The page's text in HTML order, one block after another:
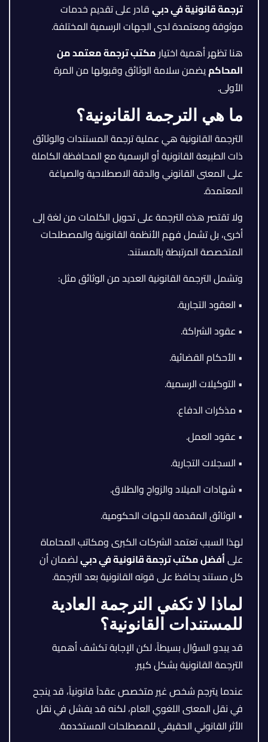
ترجمة قانونية في دبيقادر على تقديم خدمات
موثوقة ومعتمدة لدى الجهات الرسمية المختلفة.
هنا تظهر أهمية اختيار مكتب ترجمة معتمد من
المحاكميضمن سلامة الوثائق وقبولها من المرة
الأولى.
ما هي الترجمة القانونية؟
الترجمة القانونية هي عملية ترجمة المستندات والوثائق
ذات الطبيعة القانونية أو الرسمية مع المحافظة الكاملة
على المعنى القانوني والدقة الاصطلاحية والصياغة
المعتمدة.
ولا تقتصر هذه الترجمة على تحويل الكلمات من لغة إلى
أخرى، بل تشمل فهم الأنظمة القانونية والمصطلحات
المتخصصة المرتبطة بالمستند.
وتشمل الترجمة القانونية العديد من الوثائق مثل:
• العقود التجارية.
• عقود الشراكة.
• الأحكام القضائية.
• التوكيلات الرسمية.
• مذكرات الدفاع.
• عقود العمل.
• السجلات التجارية.
• شهادات الميلاد والزواج والطلاق.
• الوثائق المقدمة للجهات الحكومية.
لهذا السبب تعتمد الشركات الكبرى ومكاتب المحاماة
علىأفضل مكتب ترجمة قانونية في دبيلضمان أن
كل مستند يحافظ على قوته القانونية بعد الترجمة.
لماذا لا تكفي الترجمة العادية
للمستندات القانونية؟
قد يبدو السؤال بسيطاً، لكن الإجابة تكشف أهمية
الترجمة القانونية بشكل كبير.
عندما يترجم شخص غير متخصص عقداً قانونياً، قد ينجح
في نقل المعنى اللغوي العام، لكنه قد يفشل في نقل
الأثر القانوني الحقيقي للمصطلحات المستخدمة.